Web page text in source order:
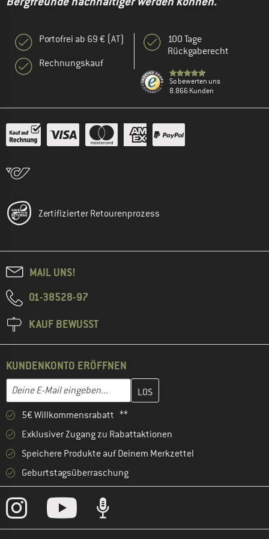
Portofrei ab 69 € (AT)
Rechnungskauf
100 Tage
Rückgaberecht
So bewerten uns
8.866 Kunden
Zertifizierter Retourenprozess
MAIL UNS!
01-38528-97
KAUF BEWUSST
KUNDENKONTO ERÖFFNEN
Deine E-Mail eingeben...
Gib hier deine E-Mail-Adresse ein und erstelle im nächsten
5€ Willkommensrabatt **
Exklusiver Zugang zu Rabattaktionen
Speichere Produkte auf Deinem Merkzettel
Geburtstagsüberraschung